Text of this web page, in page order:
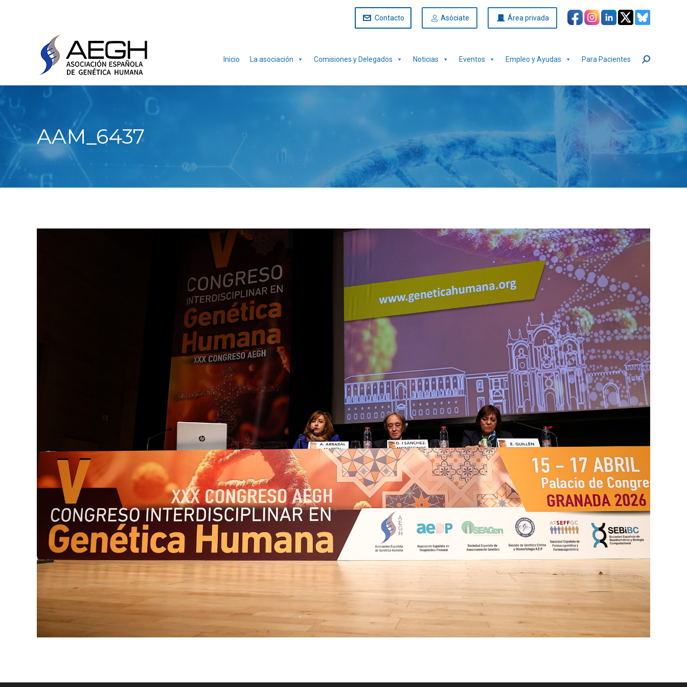
Contacto Asóciate Área privada
Inicio La asociación Comisiones y Delegados Noticias Eventos Empleo y Ayudas Para Pacientes Buscar:
AAM_6437